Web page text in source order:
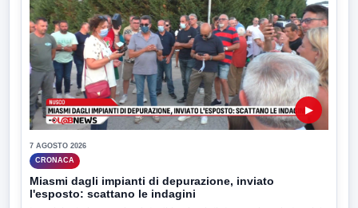
▶
7 AGOSTO 2026
CRONACA
Miasmi dagli impianti di depurazione, inviato
l'esposto: scattano le indagini